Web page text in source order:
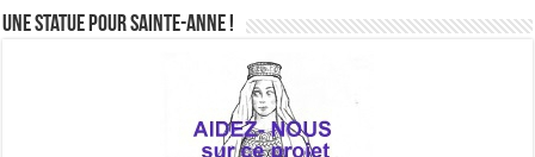
Une statue pour Sainte-Anne !